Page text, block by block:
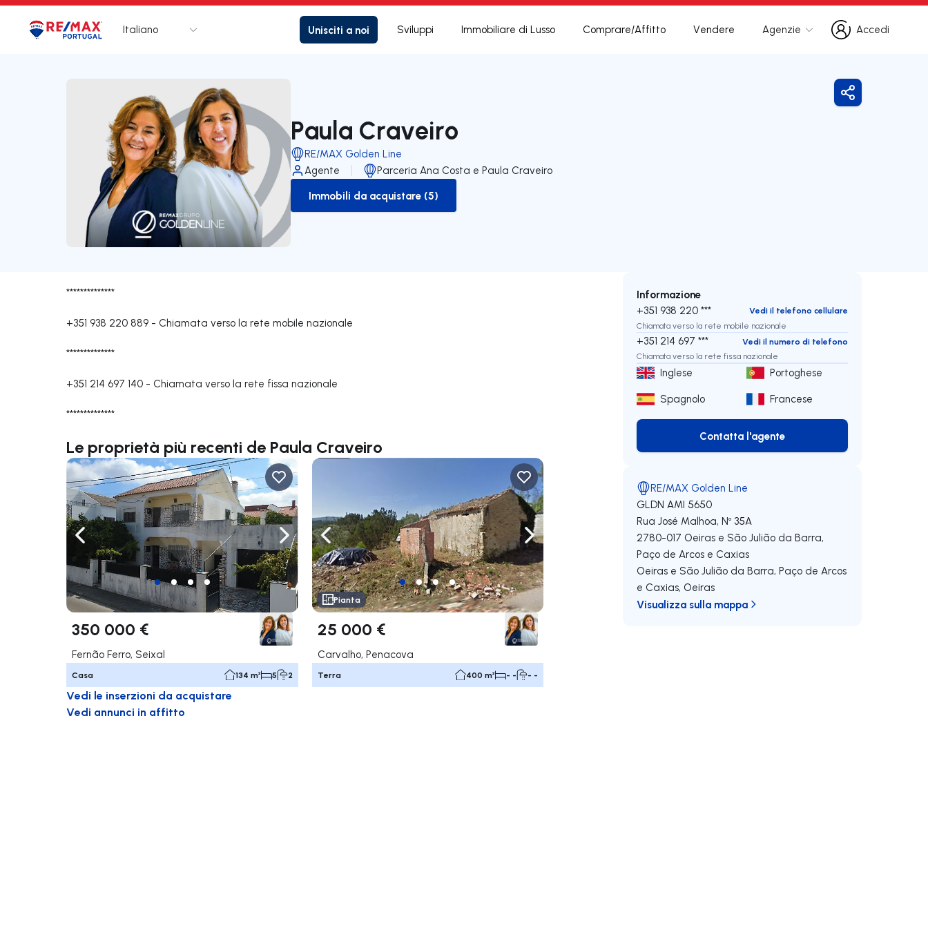
Logo Vai alla homepage
Italiano Unisciti a noi Sviluppi Immobiliare di Lusso Comprare/Affitto Vendere Agenzie
Accedi
Accedi
Paula Craveiro
RE/MAX Golden Line
Agente
Parceria Ana Costa e Paula Craveiro
to-buy-listing
Immobili da acquistare (5)
Condividi
**************
+351 938 220 889 - Chiamata verso la rete mobile nazionale
**************
+351 214 697 140 - Chiamata verso la rete fissa nazionale
**************
Le proprietà più recenti de Paula Craveiro
Naviga a sinistra Naviga a destra
350 000 €
Fernão Ferro, Seixal
Casa 134 m² 5 2
Naviga a sinistra Naviga a destra
Pianta
25 000 €
Carvalho, Penacova
Terra 400 m² - - - -
Vedi le inserzioni da acquistare
Vedi annunci in affitto
Informazione
+351 938 220 ***
Vedi il telefono cellulare
Chiamata verso la rete mobile nazionale
+351 214 697 ***
Vedi il numero di telefono
Chiamata verso la rete fissa nazionale
Inglese
Portoghese
Spagnolo
Francese
Contatta l'agente
Contatta l'agente
RE/MAX Golden Line
GLDN AMI 5650
Rua José Malhoa, Nº 35A
2780-017 Oeiras e São Julião da Barra,
Paço de Arcos e Caxias
Oeiras e São Julião da Barra, Paço de Arcos
e Caxias, Oeiras
Visualizza sulla mappa